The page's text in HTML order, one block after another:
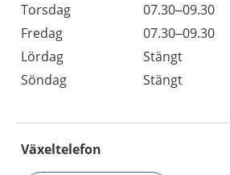
Torsdag
07.30–09.30
Fredag
07.30–09.30
Lördag
Stängt
Söndag
Stängt
Växeltelefon